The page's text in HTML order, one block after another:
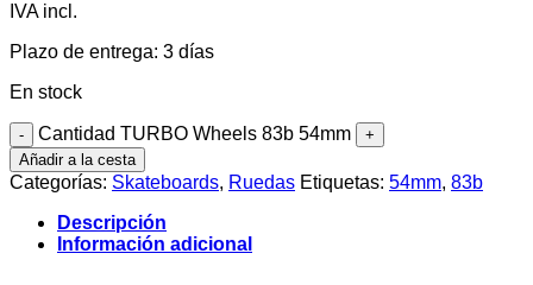
IVA incl.
Plazo de entrega: 3 días
En stock
Cantidad TURBO Wheels 83b 54mm
Añadir a la cesta
Categorías: Skateboards, Ruedas Etiquetas: 54mm, 83b
Descripción
Información adicional